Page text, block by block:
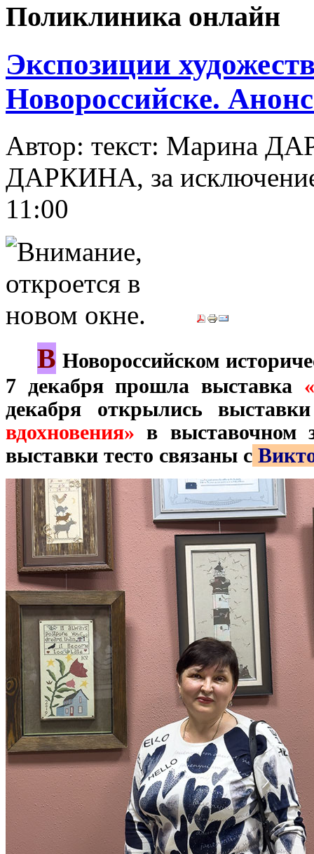
Поликлиника онлайн
Экспозиции
Новороссийске.
Автор: текст: Марина
ДАРКИНА, за
11:00
В Новороссийском
7 декабря прошла выставка
декабря открылись
вдохновения» в выставочном
выставки тесто связаны с